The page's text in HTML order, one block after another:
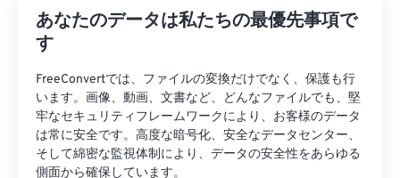
あなたのデータは私たちの最優先事項で
す
FreeConvertでは、ファイルの変換だけでなく、保護も行
います。画像、動画、文書など、どんなファイルでも、堅
牢なセキュリティフレームワークにより、お客様のデータ
は常に安全です。高度な暗号化、安全なデータセンター、
そして綿密な監視体制により、データの安全性をあらゆる
側面から確保しています。